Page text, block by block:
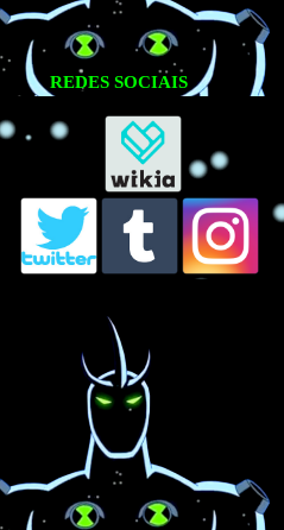
REDES SOCIAIS